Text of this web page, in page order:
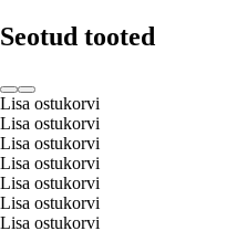
Seotud tooted
Lisa ostukorvi
Lisa ostukorvi
Lisa ostukorvi
Lisa ostukorvi
Lisa ostukorvi
Lisa ostukorvi
Lisa ostukorvi